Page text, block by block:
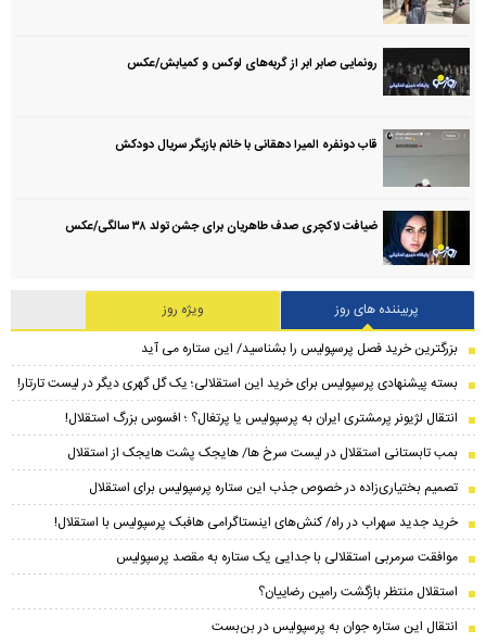
رونمایی صابر ابر از گربه‌های لوکس و کمیابش/عکس
قاب دونفره المیرا دهقانی با خانم بازیگر سریال دودکش
ضیافت لاکچری صدف طاهریان برای جشن تولد ۳۸ سالگی‌/عکس
پربیننده های روز
ویژه روز
بزرگترین خرید فصل پرسپولیس را بشناسید/ این ستاره می آید
بسته پیشنهادی پرسپولیس برای خرید این استقلالی؛ یک گل گهری دیگر در لیست تارتار!
انتقال لژیونر پرمشتری ایران به پرسپولیس یا پرتغال؟ ؛ افسوس بزرگ استقلال!
بمب تابستانی استقلال در لیست سرخ ها/ هایجک پشت هایجک از استقلال
تصمیم بختیاری‌زاده در خصوص جذب این ستاره پرسپولیس برای استقلال
خرید جدید سهراب در راه/ کنش‌های اینستاگرامی هافبک پرسپولیس با استقلال!
موافقت سرمربی استقلالی با جدایی یک ستاره به مقصد پرسپولیس
استقلال منتظر بازگشت رامین رضاییان؟
انتقال این ستاره جوان به پرسپولیس در بن‌بست